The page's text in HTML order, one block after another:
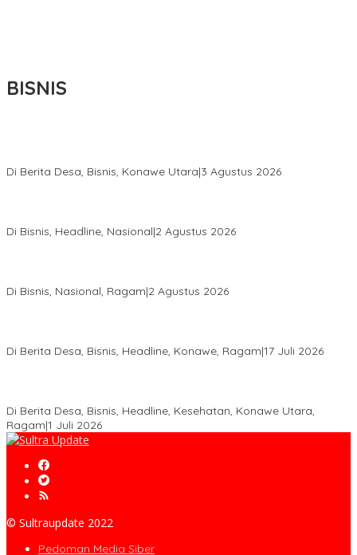
BISNIS
Di Berita Desa, Bisnis, Konawe Utara|3 Agustus 2026
Di Bisnis, Headline, Nasional|2 Agustus 2026
Di Bisnis, Nasional, Ragam|2 Agustus 2026
Di Berita Desa, Bisnis, Headline, Konawe, Ragam|17 Juli 2026
Di Berita Desa, Bisnis, Headline, Kesehatan, Konawe Utara,
Ragam|1 Juli 2026
© Sultraupdate 2022
Pedoman Media Siber